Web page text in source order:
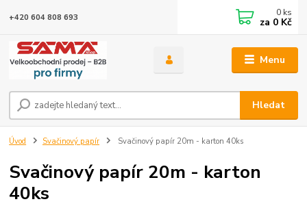
Menu
Hledat
+420 604 808 693 0 ks
za 0 Kč
Úvod Svačinový papír Svačinový papír 20m - karton 40ks
Svačinový papír 20m - karton
40ks